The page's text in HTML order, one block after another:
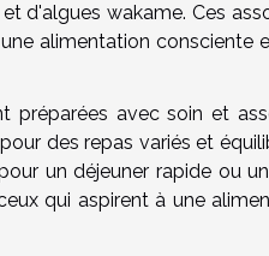
d'algues wakame. Ces
alimentation consciente
préparées avec soin et
des repas variés et
un déjeuner rapide ou
qui aspirent à une